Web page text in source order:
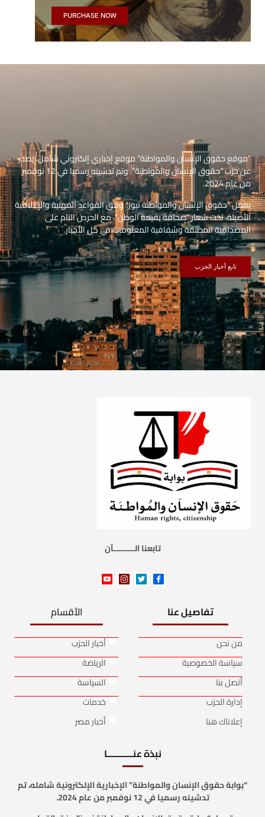
PURCHASE NOW
“موقع حقوق الإنسان والمواطنة” موقع إخباري إلكتروني شامل، يصدر
عن حزب “حقوق الإنسان والمواطنة”، وتم تدشينه رسميا في 12 نوفمبر
من عام 2024.
يعمل “حقوق الإنسان والمواطنة نيوز” وفق القواعد المهنية والإعلامية
الأصيلة، تحت شعار “صحافة بقيمة الوطن”، مع الحرص التام على
المصداقية المطلقة وشفافية المعلومات في كل الأخبار.
تابع أخبار الحزب
تابعنا الـــــــــآن
تفاصيل عنا
من نحن
سياسة الخصوصية
أتصل بنا
إدارة الحزب
إعلاناك هنا
الأقسام
أخبار الحزب
الرياضة
السياسة
خدمات
أخبار مصر
نبذة عنـــــــــــا
“بوابة حقوق الإنسان والمواطنة” الإخبارية الإلكترونية شامله، تم
تدشينه رسميا في 12 نوفمبر من عام 2024.